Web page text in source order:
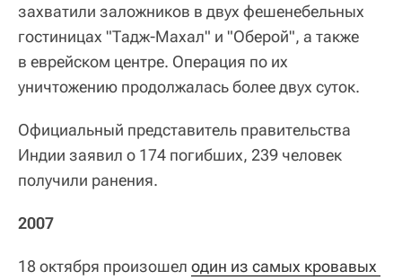
захватили заложников в двух фешенебельных
гостиницах "Тадж‑Махал" и "Оберой", а также
в еврейском центре. Операция по их
уничтожению продолжалась более двух суток.
Официальный представитель правительства
Индии заявил о 174 погибших, 239 человек
получили ранения.
2007
18 октября произошел один из самых кровавых